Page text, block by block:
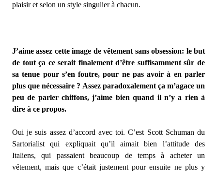
plaisir et selon un style singulier à chacun.
J’aime assez cette image de vêtement sans obsession: le but
de tout ça ce serait finalement d’être suffisamment sûr de
sa tenue pour s’en foutre, pour ne pas avoir à en parler
plus que nécessaire ? Assez paradoxalement ça m’agace un
peu de parler chiffons, j’aime bien quand il n’y a rien à
dire à ce propos.
Oui je suis assez d’accord avec toi. C’est Scott Schuman du
Sartorialist qui expliquait qu’il aimait bien l’attitude des
Italiens, qui passaient beaucoup de temps à acheter un
vêtement, mais que c’était justement pour ensuite ne plus y